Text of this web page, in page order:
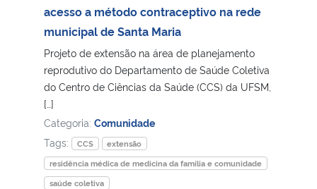
acesso a método contraceptivo na rede
municipal de Santa Maria
Projeto de extensão na área de planejamento
reprodutivo do Departamento de Saúde Coletiva
do Centro de Ciências da Saúde (CCS) da UFSM,
[…]
Categoria: Comunidade
Tags:
CCS
extensão
residência médica de medicina da família e comunidade
saúde coletiva